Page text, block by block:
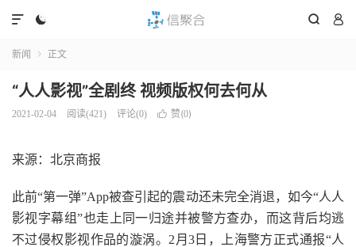
  

新闻  正文
“人人影视”全剧终 视频版权何去何从
2021-02-04 阅读(421) 评论(0)  赞(0)
来源：北京商报
此前“第一弹”App被查引起的震动还未完全消退，如今“人人
影视字幕组”也走上同一归途并被警方查办，而这背后均逃
不过侵权影视作品的漩涡。2月3日，上海警方正式通报“人